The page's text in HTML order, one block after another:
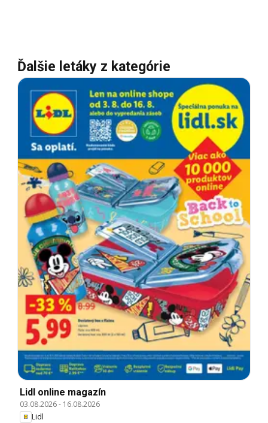
Ďalšie letáky z kategórie
Lidl online magazín
03.08.2026- 16.08.2026
Lidl